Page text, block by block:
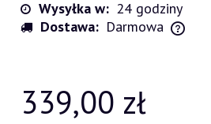
Wysyłka w: 24 godziny
Dostawa: Darmowa
Cena nie zawiera ewentualnych
339,00 zł